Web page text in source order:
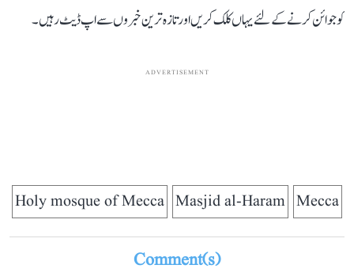
کو جوائن کرنے کے لئے یہاں کلک کریں اور تازہ ترین خبروں سے اپ ڈیٹ رہیں۔
ADVERTISEMENT
Mecca
Masjid al-Haram
Holy mosque of Mecca
Comment(s)